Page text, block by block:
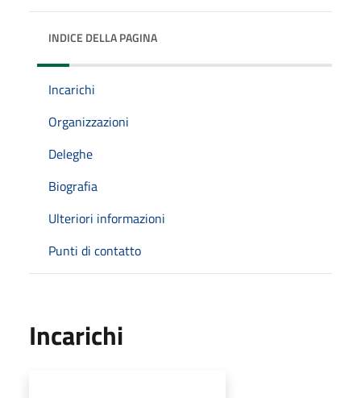
INDICE DELLA PAGINA
Incarichi
Organizzazioni
Deleghe
Biografia
Ulteriori informazioni
Punti di contatto
Incarichi